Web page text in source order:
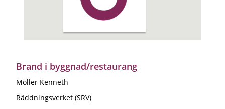
Brand i byggnad/restaurang
Möller Kenneth
Räddningsverket (SRV)